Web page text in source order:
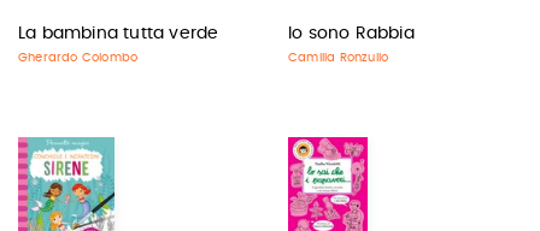
La bambina tutta verde
Gherardo Colombo
Io sono Rabbia
Camilla Ronzullo